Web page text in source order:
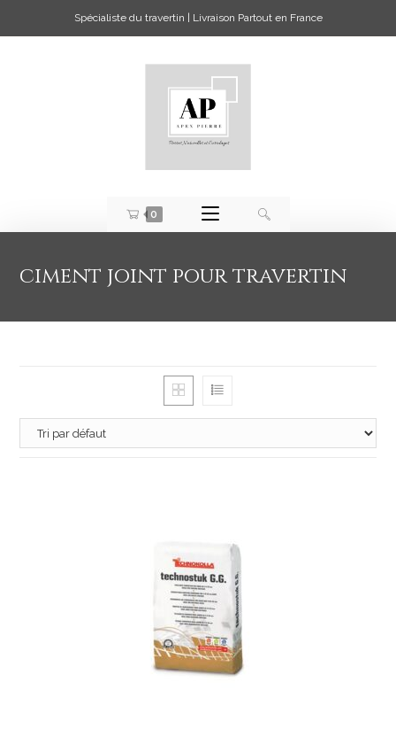
Spécialiste du travertin | Livraison Partout en France
0
ciment joint pour travertin